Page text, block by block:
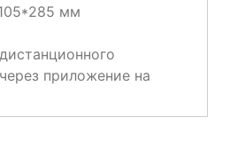
мм
приложение на